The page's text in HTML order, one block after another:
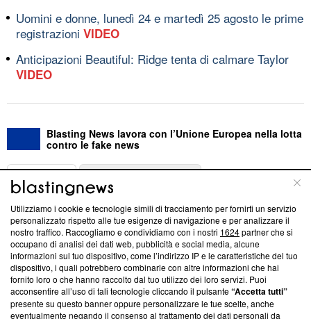
Uomini e donne, lunedì 24 e martedì 25 agosto le prime
registrazioni VIDEO
Anticipazioni Beautiful: Ridge tenta di calmare Taylor
VIDEO
Blasting News lavora con l’Unione Europea nella lotta
contro le fake news
ABOUT
Questa sezione offre informazioni trasparenti su Blasting
News, sui nostri processi editoriali e su come ci impegniamo a
creare news di qualità. Inoltre, afferma la nostra aderenza a
‘Trust Project - News with Integrity’Blasting News non è
ancora membro del programma, ma ha richiesto di farne
parte; Trust Project non ha ancora effettuato una verifica di
conformità agli standard.
Utilizziamo i cookie e tecnologie simili di tracciamento per fornirti un servizio
personalizzato rispetto alle tue esigenze di navigazione e per analizzare il
nostro traffico. Raccogliamo e condividiamo con i nostri 1624partner che si
occupano di analisi dei dati web, pubblicità e social media, alcune
informazioni sul tuo dispositivo, come l’indirizzo IP e le caratteristiche del tuo
dispositivo, i quali potrebbero combinarle con altre informazioni che hai
fornito loro o che hanno raccolto dal tuo utilizzo dei loro servizi. Puoi
acconsentire all’uso di tali tecnologie cliccando il pulsante“Accetta tutti”
presente su questo banner oppure personalizzare le tue scelte, anche
eventualmente negando il consenso al trattamento dei dati personali da